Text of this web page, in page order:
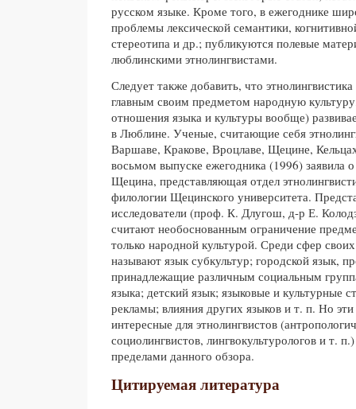
русском языке. Кроме того, в ежегоднике
проблемы лексической семантики,
стереотипа и др.; публикуются полевые
люблинскими этнолингвистами.
Следует также добавить, что
главным своим предметом народную
отношения языка и культуры вообще)
в Люблине. Ученые, считающие себя
Варшаве, Кракове, Вроцлаве, Щецине,
восьмом выпуске ежегодника (1996) заявила
Щецина, представляющая отдел
филологии Щецинского университета.
исследователи (проф. К. Длугош, д-р Е.
считают необоснованным ограничение
только народной культурой. Среди сфер
называют язык субкультур; городской язык,
принадлежащие различным социальным
языка; детский язык; языковые и культурные
рекламы; влияния других языков и т. п. Но
интересные для этнолингвистов
социолингвистов, лингвокультурологов и т.
пределами данного обзора.
Цитируемая литература